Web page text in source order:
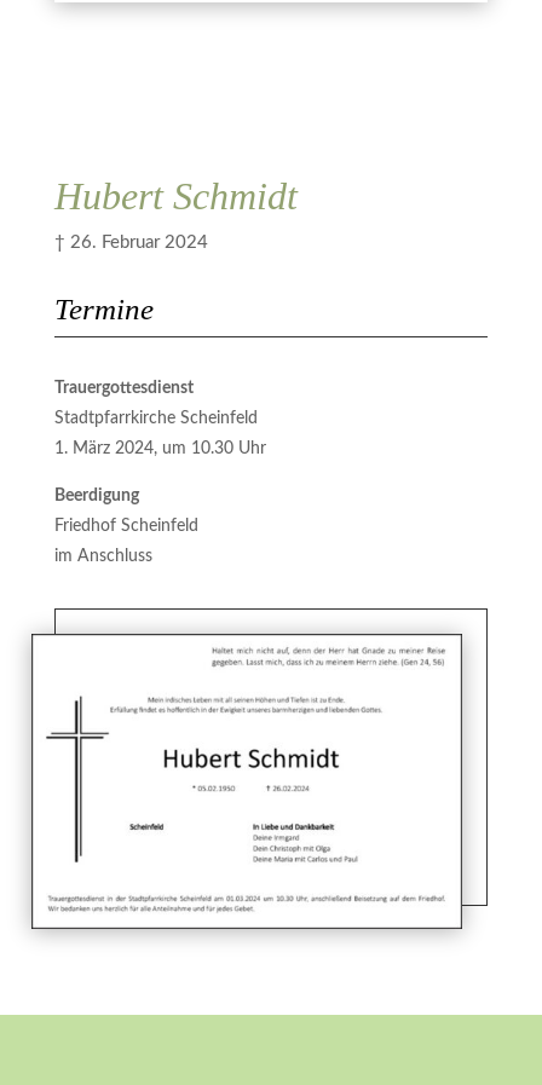
Hubert Schmidt
† 26. Februar 2024
Termine
Trauergottesdienst
Stadtpfarrkirche Scheinfeld
1. März 2024, um 10.30 Uhr
Beerdigung
Friedhof Scheinfeld
im Anschluss
ich zugestimmt.